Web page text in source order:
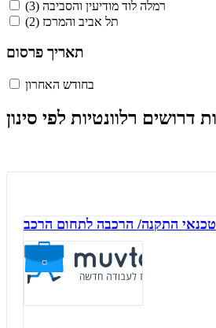
רמלה לוד מודיעין והסביבה (3)
תל אביב והמרכז (2)
תאריך פרסום
בחודש האחרון
טכנאי התקנה/ הרכבה לתחום הרכב